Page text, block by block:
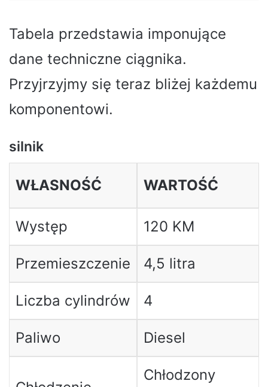
Tabela przedstawia imponujące
dane techniczne ciągnika.
Przyjrzyjmy się teraz bliżej każdemu
komponentowi.
silnik
WŁASNOŚĆ WARTOŚĆ
Występ 120 KM
Przemieszczenie 4,5 litra
Liczba cylindrów 4
Paliwo Diesel
Chłodzony